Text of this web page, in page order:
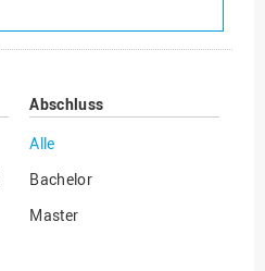
Abschluss
Alle
Bachelor
Master